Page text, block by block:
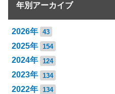
年別アーカイブ
2026年 43
2025年 154
2024年 124
2023年 134
2022年 134